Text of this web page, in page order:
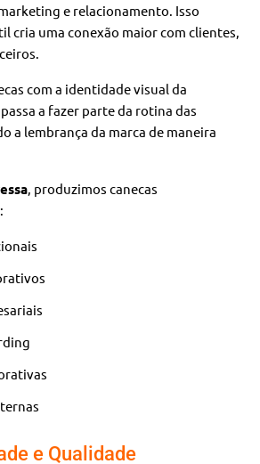
e relacionamento. Isso
cria uma conexão maior com clientes,
com a identidade visual da
a fazer parte da rotina das
a lembrança da marca de maneira
, produzimos canecas
e Qualidade